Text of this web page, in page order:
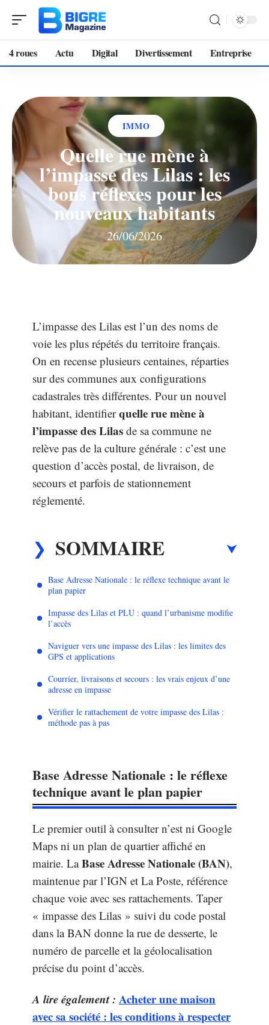
4 roues Actu Digital Divertissement Entreprise
IMMO
Quelle rue mène à
l’impasse des Lilas : les
bons réflexes pour les
nouveaux habitants
26/06/2026
L’impasse des Lilas est l’un des noms de
voie les plus répétés du territoire français.
On en recense plusieurs centaines, réparties
sur des communes aux configurations
cadastrales très différentes. Pour un nouvel
habitant, identifierquelle rue mène à
l’impasse des Lilas de sa commune ne
relève pas de la culture générale : c’est une
question d’accès postal, de livraison, de
secours et parfois de stationnement
réglementé.
SOMMAIRE
Base Adresse Nationale : le réflexe technique avant le
plan papier
Impasse des Lilas et PLU : quand l’urbanisme modifie
l’accès
Naviguer vers une impasse des Lilas : les limites des
GPS et applications
Courrier, livraisons et secours : les vrais enjeux d’une
adresse en impasse
Vérifier le rattachement de votre impasse des Lilas :
méthode pas à pas
Base Adresse Nationale : le réflexe
technique avant le plan papier
Le premier outil à consulter n’est ni Google
Maps ni un plan de quartier affiché en
mairie. LaBase Adresse Nationale (BAN),
maintenue par l’IGN et La Poste, référence
chaque voie avec ses rattachements. Taper
« impasse des Lilas » suivi du code postal
dans la BAN donne la rue de desserte, le
numéro de parcelle et la géolocalisation
précise du point d’accès.
A lire également : Acheter une maison
avec sa société : les conditions à respecter